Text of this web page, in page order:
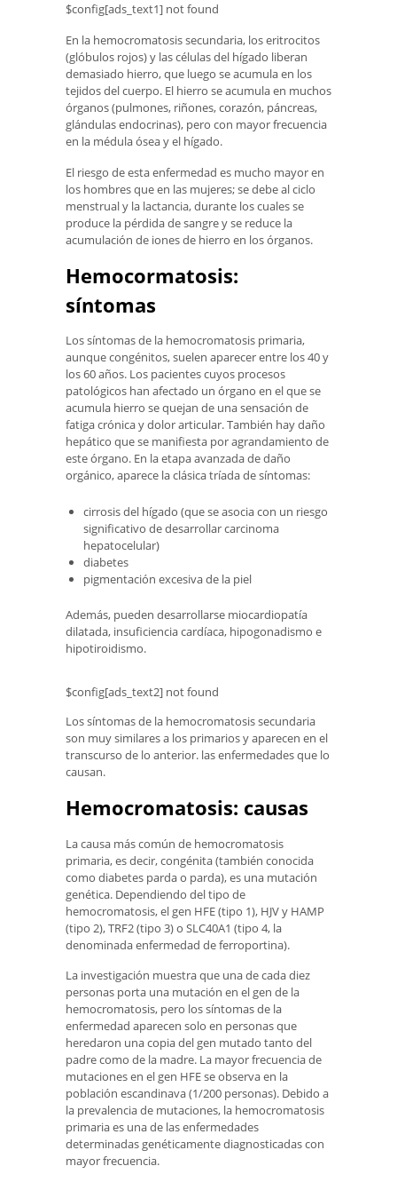
$config[ads_text1] not found
En la hemocromatosis secundaria, los eritrocitos
(glóbulos rojos) y las células del hígado liberan
demasiado hierro, que luego se acumula en los
tejidos del cuerpo. El hierro se acumula en muchos
órganos (pulmones, riñones, corazón, páncreas,
glándulas endocrinas), pero con mayor frecuencia
en la médula ósea y el hígado.
El riesgo de esta enfermedad es mucho mayor en
los hombres que en las mujeres; se debe al ciclo
menstrual y la lactancia, durante los cuales se
produce la pérdida de sangre y se reduce la
acumulación de iones de hierro en los órganos.
Hemocormatosis:
síntomas
Los síntomas de la hemocromatosis primaria,
aunque congénitos, suelen aparecer entre los 40 y
los 60 años. Los pacientes cuyos procesos
patológicos han afectado un órgano en el que se
acumula hierro se quejan de una sensación de
fatiga crónica y dolor articular. También hay daño
hepático que se manifiesta por agrandamiento de
este órgano. En la etapa avanzada de daño
orgánico, aparece la clásica tríada de síntomas:
cirrosis del hígado (que se asocia con un riesgo
significativo de desarrollar carcinoma
hepatocelular)
diabetes
pigmentación excesiva de la piel
Además, pueden desarrollarse miocardiopatía
dilatada, insuficiencia cardíaca, hipogonadismo e
hipotiroidismo.
$config[ads_text2] not found
Los síntomas de la hemocromatosis secundaria
son muy similares a los primarios y aparecen en el
transcurso de lo anterior. las enfermedades que lo
causan.
Hemocromatosis: causas
La causa más común de hemocromatosis
primaria, es decir, congénita (también conocida
como diabetes parda o parda), es una mutación
genética. Dependiendo del tipo de
hemocromatosis, el gen HFE (tipo 1), HJV y HAMP
(tipo 2), TRF2 (tipo 3) o SLC40A1 (tipo 4, la
denominada enfermedad de ferroportina).
La investigación muestra que una de cada diez
personas porta una mutación en el gen de la
hemocromatosis, pero los síntomas de la
enfermedad aparecen solo en personas que
heredaron una copia del gen mutado tanto del
padre como de la madre. La mayor frecuencia de
mutaciones en el gen HFE se observa en la
población escandinava (1/200 personas). Debido a
la prevalencia de mutaciones, la hemocromatosis
primaria es una de las enfermedades
determinadas genéticamente diagnosticadas con
mayor frecuencia.